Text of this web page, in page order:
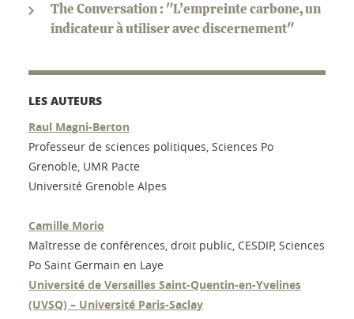
The Conversation : "L’empreinte carbone, un
indicateur à utiliser avec discernement"
LES AUTEURS
Raul Magni-Berton
Professeur de sciences politiques, Sciences Po
Grenoble, UMR Pacte
Université Grenoble Alpes
Camille Morio
Maîtresse de conférences, droit public, CESDIP, Sciences
Po Saint Germain en Laye
Université de Versailles Saint-Quentin-en-Yvelines
(UVSQ) – Université Paris-Saclay